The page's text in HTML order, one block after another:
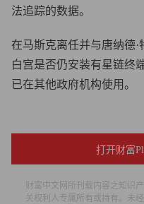
法追踪的数据。
在马斯克离任并与唐纳德
白宫是否仍安装有星链终
已在其他政府机构使用。
白宫代表未立即回应《财
然而，特勤局发言人安东
接，并不认为此事会构成
打开财富
财富中文网所刊载内容之知识
关权利人专属所有或持有。未